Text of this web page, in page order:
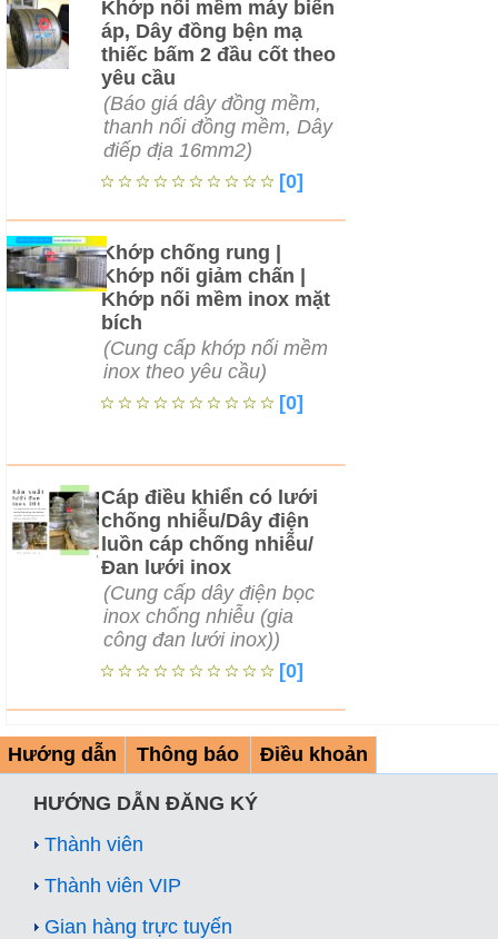
Khớp nối mềm máy biến
áp, Dây đồng bện mạ
thiếc bấm 2 đầu cốt theo
yêu cầu
(Báo giá dây đồng mềm,
thanh nối đồng mềm, Dây
điếp địa 16mm2)
[0]
Khớp chống rung |
Khớp nối giảm chấn |
Khớp nối mềm inox mặt
bích
(Cung cấp khớp nối mềm
inox theo yêu cầu)
[0]
Cáp điều khiển có lưới
chống nhiễu/Dây điện
luồn cáp chống nhiễu/
Đan lưới inox
(Cung cấp dây điện bọc
inox chống nhiễu (gia
công đan lưới inox))
[0]
Hướng dẫn Thông báo Điều khoản
HƯỚNG DẪN ĐĂNG KÝ
Thành viên
Thành viên VIP
Gian hàng trực tuyến